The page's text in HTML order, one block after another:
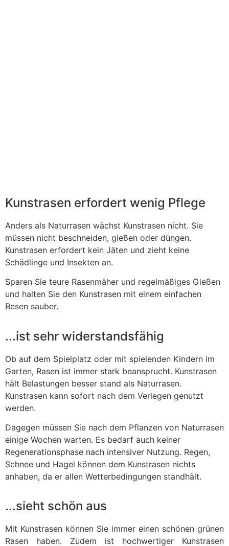
Kunstrasen erfordert wenig Pflege
Anders als Naturrasen wächst Kunstrasen nicht. Sie
müssen nicht beschneiden, gießen oder düngen.
Kunstrasen erfordert kein Jäten und zieht keine
Schädlinge und Insekten an.
Sparen Sie teure Rasenmäher und regelmäßiges Gießen
und halten Sie den Kunstrasen mit einem einfachen
Besen sauber.
...ist sehr widerstandsfähig
Ob auf dem Spielplatz oder mit spielenden Kindern im
Garten, Rasen ist immer stark beansprucht. Kunstrasen
hält Belastungen besser stand als Naturrasen.
Kunstrasen kann sofort nach dem Verlegen genutzt
werden.
Dagegen müssen Sie nach dem Pflanzen von Naturrasen
einige Wochen warten. Es bedarf auch keiner
Regenerationsphase nach intensiver Nutzung. Regen,
Schnee und Hagel können dem Kunstrasen nichts
anhaben, da er allen Wetterbedingungen standhält.
...sieht schön aus
Mit Kunstrasen können Sie immer einen schönen grünen
Rasen haben. Zudem ist hochwertiger Kunstrasen